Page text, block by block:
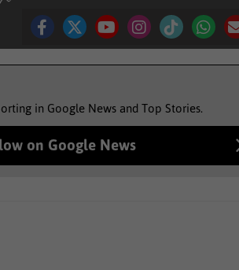
in Google News and Top Stories.
on Google News